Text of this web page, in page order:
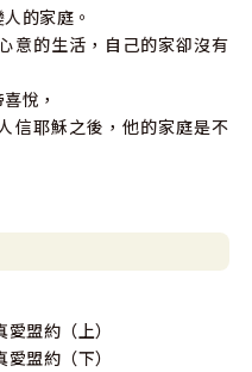
的家庭。
意的生活，自己的家卻沒有
悅，
信耶穌之後，他的家庭是不
盟約（上）
盟約（下）